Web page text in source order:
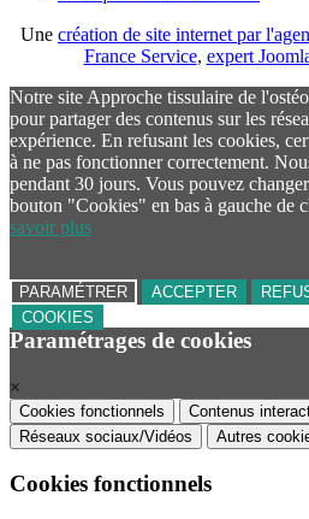
Une création de site internet par
France Service, expert
Notre site Approche tissulaire de
pour partager des contenus sur les
expérience. En refusant les cookies,
à ne pas fonctionner correctement.
pendant 30 jours. Vous pouvez
bouton "Cookies" en bas à gauche de
savoir plus
PARAMÉTRER ACCEPTER
COOKIES
Paramétrages de cookies
×
Cookies fonctionnels
Contenus
Réseaux sociaux/Vidéos
Autres
Cookies fonctionnels